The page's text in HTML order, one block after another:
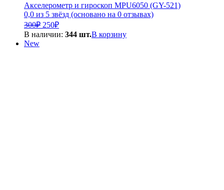
Акселерометр и гироскоп MPU6050 (GY-521)
0,0 из 5 звёзд (основано на 0 отзывах)
300₽ Первоначальная
цена
250₽Текущая
цена:
В наличии: 344 шт.В корзину
New